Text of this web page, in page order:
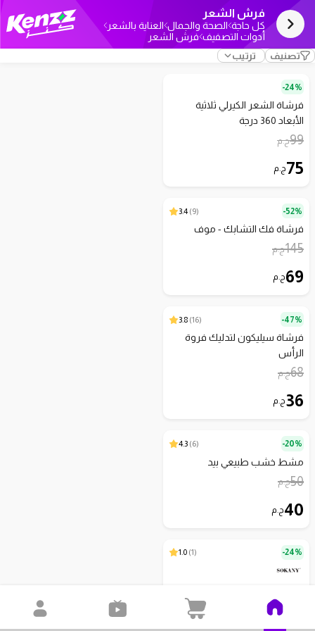
فرش الشعر
كل حاجة الصحة والجمال العناية بالشعر
أدوات التصفيف فرش الشعر
تصنيف
ترتيب
24%-
فرشاة الشعر الكيرلي ثلاثية
الأبعاد 360 درجة
99ج.م
75ج.م
52%-
(
9
)
3.4
فرشاة فك التشابك - موف
145ج.م
69ج.م
47%-
(
16
)
3.8
فرشاة سيليكون لتدليك فروة
الرأس
68ج.م
36ج.م
20%-
(
6
)
4.3
مشط خشب طبيعي بيد
50ج.م
40ج.م
24%-
(
1
)
1.0
أسود - SK-15008